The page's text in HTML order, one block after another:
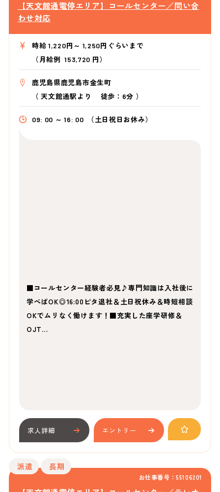
【天文館通電停エリア】コールセンター／問い合
わせ対応
時給 1,220円～ 1,250円ぐらいまで
（月給例 153,720 円）
鹿児島県鹿児島市金生町
（ 天文館通駅より 徒歩：6分 ）
09: 00 ～ 16: 00 （土日祝日お休み）
■コールセンター経験者必見♪専門知識は入社後に
学べばOK◎16:00ピタ退社＆土日祝休み＆時短相談
OKでムリなく働けます！■充実した座学研修＆
OJT…
求人詳細 エントリー
お仕事番号：55106201
派遣 長期